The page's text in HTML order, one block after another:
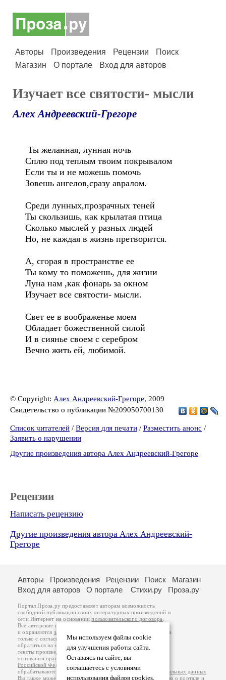
Авторы Произведения Рецензии
Поиск
Магазин
О портале Вход для авторов
Изучает все святости- мысли
Алех Андреевский-Грегоре
Ты желанная, лунная ночь
Сплю под теплым твоим покрывалом
Если ты и не можешь помочь
Зовешь ангелов,сразу авралом.
Среди лунных,прозрачных теней
Ты скользишь, как крылатая птица
Сколько мыслей у разных людей
Но, не каждая в жизнь претворится.
А, сгорая в пространстве ее
Ты кому то поможешь, для жизни
Луна нам ,как фонарь за окном
Изучает все святости- мысли.
Cвет ее в воображенье моем
Обладает божественной силой
И в сиянье своем с серебром
Вечно жить ей, любимой.
© Copyright: Алех Андреевский-Грегоре, 2009
Свидетельство о публикации №209050700130
Список читателей / Версия для печати / Разместить анонс /
Заявить о нарушении
Другие произведения автора Алех Андреевский-Грегоре
Рецензии
Написать рецензию
Другие произведения автора Алех Андреевский-
Грегоре
Мы используем файлы cookie
для улучшения работы сайта.
Оставаясь на сайте, вы
соглашаетесь с условиями
использования файлов cookies.
Авторы Произведения Рецензии Поиск
Магазин
Вход для авторов
О портале Стихи.ру Проза.ру
Портал Проза.ру предоставляет авторам возможность
свободной публикации своих литературных произведений в
сети Интернет на основаниипользовательского договора
Все авторские права на произведения принадлежат авторам
и охраняются законом
. Перепечатка произведений возможна
только с согласия его автора, к которому вы можете
обратиться на его авторской странице. Ответственность за
тексты произведений авторы несут самостоятельно на
основанииправил публикацииизаконодательства
Российской Федерации
обрабатываются на основанииПолитики обработки персональных данных
Вы также можете посмотреть более подробнуюинформацию о портале и